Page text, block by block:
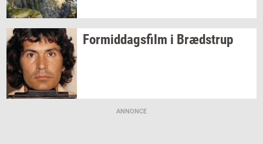
For­mid­dags­film i Bræd­strup
ANNONCE